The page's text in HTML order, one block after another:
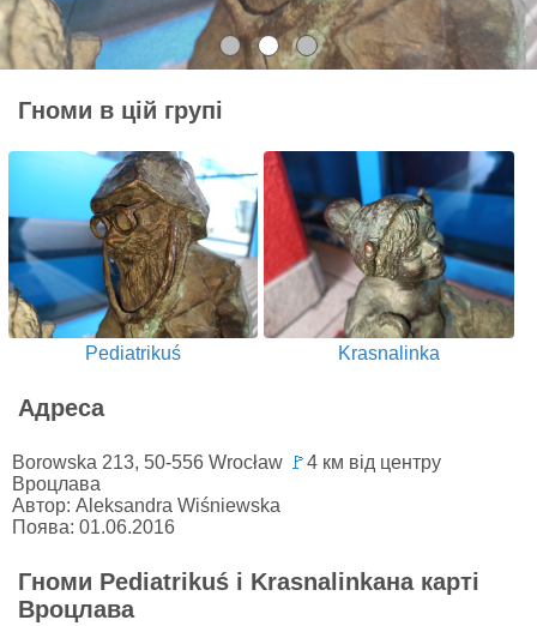
Гноми в цій групі
Pediatrikuś Krasnalinka
Адреса
Borowska 213, 50-556 Wrocław 🚩4 км від центру
Вроцлава
Автор: Aleksandra Wiśniewska
Поява: 01.06.2016
Гноми Pediatrikuś i Krasnalinkaна карті
Вроцлава